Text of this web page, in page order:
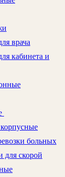
врача
кабинета и
больных
для скорой